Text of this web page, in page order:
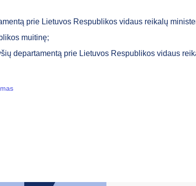
prie Lietuvos Respublikos vidaus reikalų
muitinę;
departamentą prie Lietuvos Respublikos vidaus